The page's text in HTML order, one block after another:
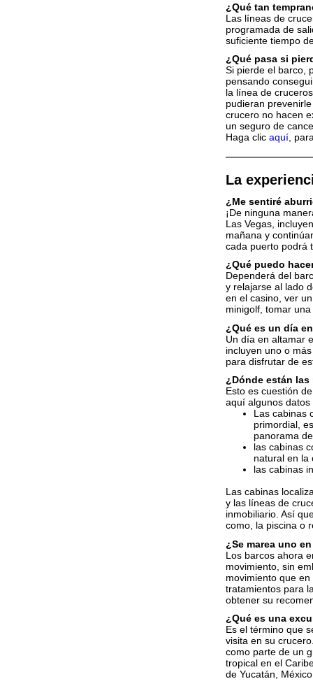
¿Qué tan
Las líneas de
programada de
suficiente tiempo
¿Qué pasa si
Si pierde el barco,
pensando
la línea de
pudieran
crucero no hacen
un seguro de
Haga clic aquí ,
La
¿Me sentiré
¡De ninguna
Las Vegas,
mañana y
cada puerto podrá
¿Qué puedo
Dependerá del
y relajarse al lado
en el casino, ver
minigolf, tomar
¿Qué es un día
Un día en altamar
incluyen uno o
para disfrutar de
¿Dónde están
Esto es cuestión
aquí algunos datos
Las cabinas
primordial,
panorama
las cabinas
natural en la
las cabinas
Las cabinas
y las líneas de
inmobiliario. Así
como, la piscina o
¿Se marea uno
Los barcos ahora
movimiento, sin
movimiento que
tratamientos para
obtener su
¿Qué es una
Es el término que
visita en su
como parte de un
tropical en el
de Yucatán,